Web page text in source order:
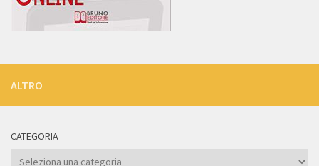
ALTRO
CATEGORIA
Categoria